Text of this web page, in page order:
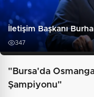
İletişim Başkanı
347
"Bursa'da
Şampiyonu"